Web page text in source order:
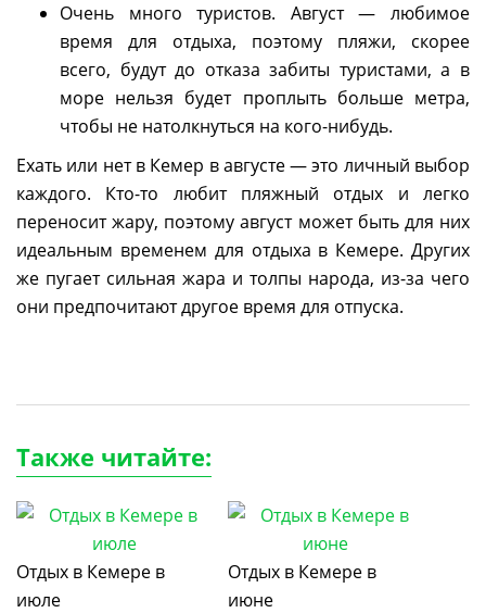
Очень много туристов. Август — любимое
время для отдыха, поэтому пляжи, скорее
всего, будут до отказа забиты туристами, а в
море нельзя будет проплыть больше метра,
чтобы не натолкнуться на кого-нибудь.
Ехать или нет в Кемер в августе — это личный выбор
каждого. Кто-то любит пляжный отдых и легко
переносит жару, поэтому август может быть для них
идеальным временем для отдыха в Кемере. Других
же пугает сильная жара и толпы народа, из-за чего
они предпочитают другое время для отпуска.
Также читайте:
Отдых в Кемере в
июле
Отдых в Кемере в
июне